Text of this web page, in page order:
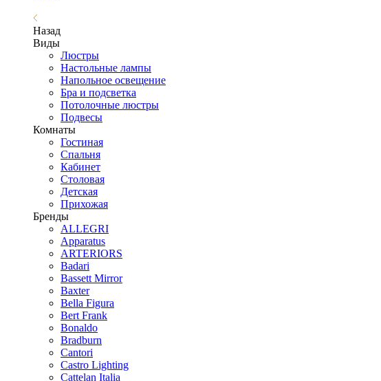
Назад
Виды
Люстры
Настольные лампы
Напольное освещение
Бра и подсветка
Потолочные люстры
Подвесы
Комнаты
Гостиная
Спальня
Кабинет
Столовая
Детская
Прихожая
Бренды
ALLEGRI
Apparatus
ARTERIORS
Badari
Bassett Mirror
Baxter
Bella Figura
Bert Frank
Bonaldo
Bradburn
Cantori
Castro Lighting
Cattelan Italia